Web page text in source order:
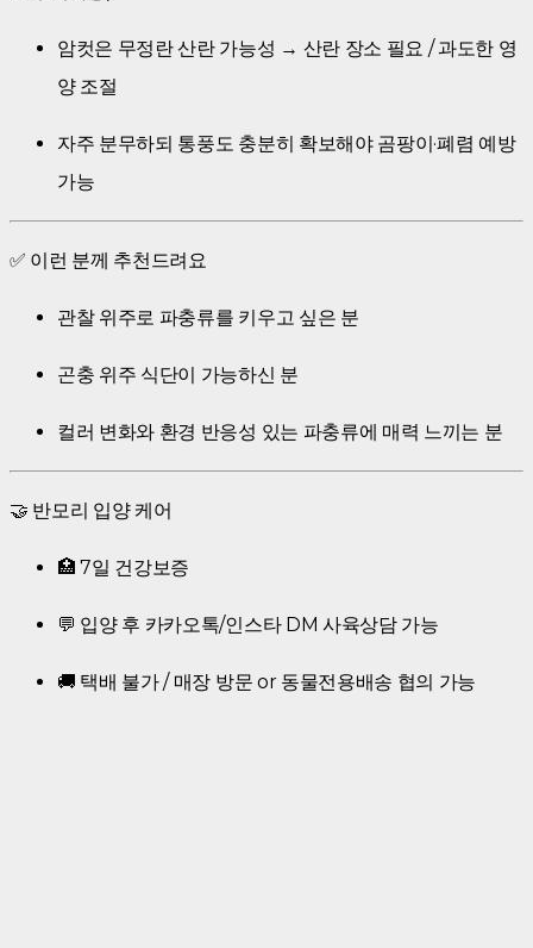
암컷은 무정란 산란 가능성 → 산란 장소 필요 / 과도한 영
양 조절
자주 분무하되 통풍도 충분히 확보해야 곰팡이·폐렴 예방
가능
✅ 이런 분께 추천드려요
관찰 위주로 파충류를 키우고 싶은 분
곤충 위주 식단이 가능하신 분
컬러 변화와 환경 반응성 있는 파충류에 매력 느끼는 분
🤝 반모리 입양 케어
🏥 7일 건강보증
💬 입양 후 카카오톡/인스타 DM 사육상담 가능
🚚 택배 불가 / 매장 방문 or 동물전용배송 협의 가능